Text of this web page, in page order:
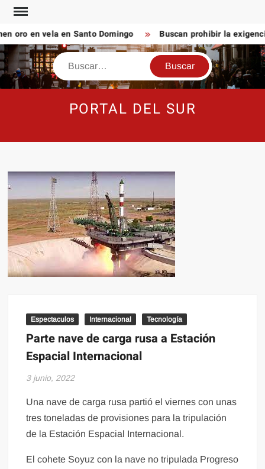
Saltar
contenido
oro en vela en Santo Domingo Buscan prohibir la
Buscar
PORTAL DEL SUR
Espectaculos Internacional Tecnología
Parte nave de carga rusa a Estación
Espacial Internacional
3 junio, 2022
Una nave de carga rusa partió el viernes con unas
tres toneladas de provisiones para la tripulación
de la Estación Espacial Internacional.
El cohete Soyuz con la nave no tripulada Progreso